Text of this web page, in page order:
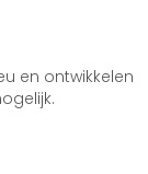
en ontwikkelen